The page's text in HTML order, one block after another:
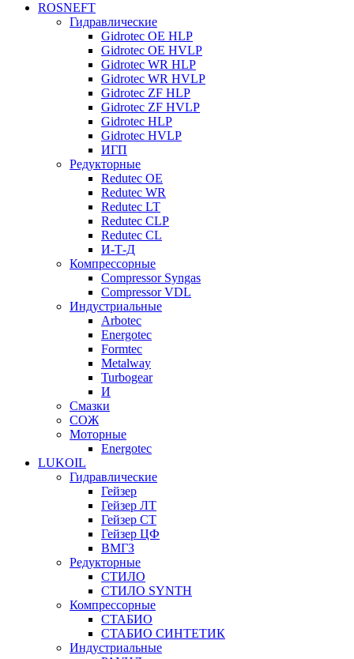
ROSNEFT
Гидравлические
Gidrotec OE HLP
Gidrotec OE HVLP
Gidrotec WR HLP
Gidrotec WR HVLP
Gidrotec ZF HLP
Gidrotec ZF HVLP
Gidrotec HLP
Gidrotec HVLP
ИГП
Редукторные
Redutec OE
Redutec WR
Redutec LT
Redutec CLP
Redutec CL
И-Т-Д
Компрессорные
Compressor Syngas
Compressor VDL
Индустриальные
Arbotec
Energotec
Formtec
Metalway
Turbogear
И
Смазки
СОЖ
Моторные
Energotec
LUKOIL
Гидравлические
Гейзер
Гейзер ЛТ
Гейзер СТ
Гейзер ЦФ
ВМГЗ
Редукторные
СТИЛО
СТИЛО SYNTH
Компрессорные
СТАБИО
СТАБИО СИНТЕТИК
Индустриальные